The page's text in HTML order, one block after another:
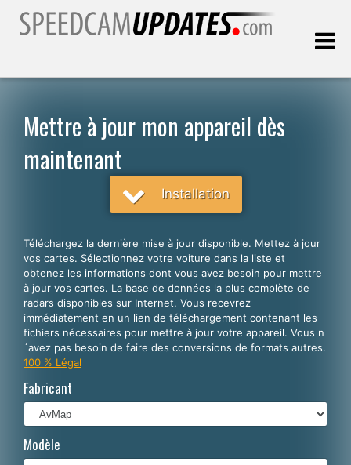
CHOISISSEZ VOTRE LANGUE
English
Español
Português
Deutsch
Italiano
Polski
Nederlands
Dansk
Mettre à jour mon appareil dès
maintenant
Installation
Téléchargez la dernière mise à jour disponible. Mettez à jour
vos cartes. Sélectionnez votre voiture dans la liste et
obtenez les informations dont vous avez besoin pour mettre
à jour vos cartes. La base de données la plus complète de
radars disponibles sur Internet. Vous recevrez
immédiatement en un lien de téléchargement contenant les
fichiers nécessaires pour mettre à jour votre appareil. Vous n
´avez pas besoin de faire des conversions de formats autres.
100 % Légal
Fabricant
Modèle